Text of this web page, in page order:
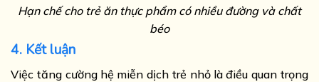
Hạn chế cho trẻ ăn thực phẩm có nhiều đường và chất
béo
4. Kết luận
Việc tăng cường hệ miễn dịch trẻ nhỏ là điều quan trọng